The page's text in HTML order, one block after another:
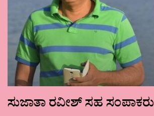
ಸುಜಾತಾ ರವೀಶ್ ಸಹ ಸಂಪಾಕರು